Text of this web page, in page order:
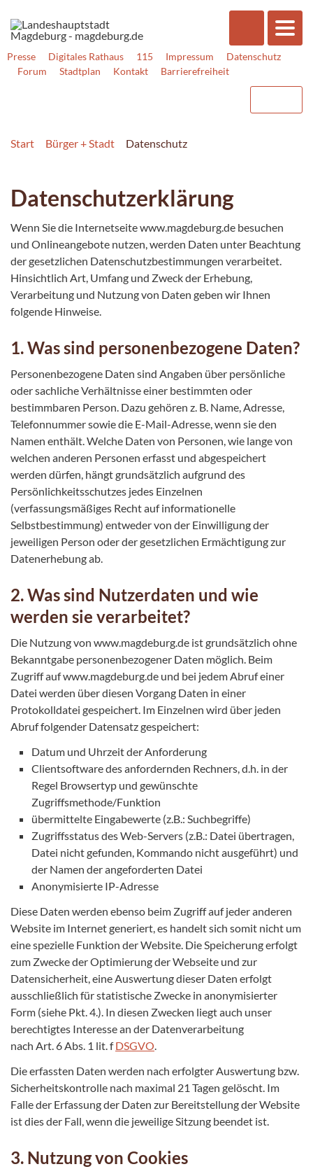
Presse Digitales Rathaus 115 Impressum
Datenschutz
Forum
Stadtplan Kontakt Barrierefreiheit
Start Bürger + Stadt Datenschutz
Datenschutzerklärung
Wenn Sie die Internetseite www.magdeburg.de besuchen
und Onlineangebote nutzen, werden Daten unter Beachtung
der gesetzlichen Datenschutzbestimmungen verarbeitet.
Hinsichtlich Art, Umfang und Zweck der Erhebung,
Verarbeitung und Nutzung von Daten geben wir Ihnen
folgende Hinweise.
1. Was sind personenbezogene Daten?
Personenbezogene Daten sind Angaben über persönliche
oder sachliche Verhältnisse einer bestimmten oder
bestimmbaren Person. Dazu gehören z. B. Name, Adresse,
Telefonnummer sowie die E-Mail-Adresse, wenn sie den
Namen enthält. Welche Daten von Personen, wie lange von
welchen anderen Personen erfasst und abgespeichert
werden dürfen, hängt grundsätzlich aufgrund des
Persönlichkeitsschutzes jedes Einzelnen
(verfassungsmäßiges Recht auf informationelle
Selbstbestimmung) entweder von der Einwilligung der
jeweiligen Person oder der gesetzlichen Ermächtigung zur
Datenerhebung ab.
2. Was sind Nutzerdaten und wie
werden sie verarbeitet?
Die Nutzung von www.magdeburg.de ist grundsätzlich ohne
Bekanntgabe personenbezogener Daten möglich. Beim
Zugriff auf www.magdeburg.de und bei jedem Abruf einer
Datei werden über diesen Vorgang Daten in einer
Protokolldatei gespeichert. Im Einzelnen wird über jeden
Abruf folgender Datensatz gespeichert:
Datum und Uhrzeit der Anforderung
Clientsoftware des anfordernden Rechners, d.h. in der
Regel Browsertyp und gewünschte
Zugriffsmethode/Funktion
übermittelte Eingabewerte (z.B.: Suchbegriffe)
Zugriffsstatus des Web-Servers (z.B.: Datei übertragen,
Datei nicht gefunden, Kommando nicht ausgeführt) und
der Namen der angeforderten Datei
Anonymisierte IP-Adresse
Diese Daten werden ebenso beim Zugriff auf jeder anderen
Website im Internet generiert, es handelt sich somit nicht um
eine spezielle Funktion der Website. Die Speicherung erfolgt
zum Zwecke der Optimierung der Webseite und zur
Datensicherheit, eine Auswertung dieser Daten erfolgt
ausschließlich für statistische Zwecke in anonymisierter
Form (siehe Pkt. 4.). In diesen Zwecken liegt auch unser
berechtigtes Interesse an der Datenverarbeitung
nach Art. 6 Abs. 1 lit. fDSGVO
Die erfassten Daten werden nach erfolgter Auswertung bzw.
Sicherheitskontrolle nach maximal 21 Tagen gelöscht. Im
Falle der Erfassung der Daten zur Bereitstellung der Website
ist dies der Fall, wenn die jeweilige Sitzung beendet ist.
3. Nutzung von Cookies